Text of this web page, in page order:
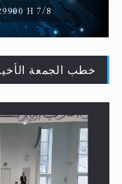
حقيقة المسيح الدجال
H 7/8
خطب الجمعة